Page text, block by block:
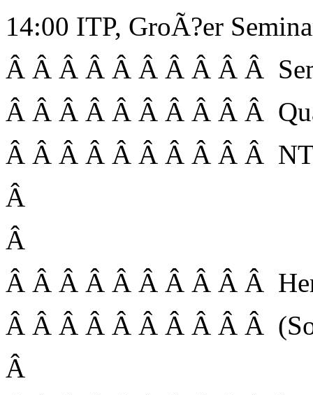
14:00 ITP, GroÃ?er
Â Â Â Â Â Â Â Â Â Â
Â Â Â Â Â Â Â Â Â Â
Â Â Â Â Â Â Â Â Â Â
Â
Â
Â Â Â Â Â Â Â Â Â Â
Â Â Â Â Â Â Â Â Â Â
Â